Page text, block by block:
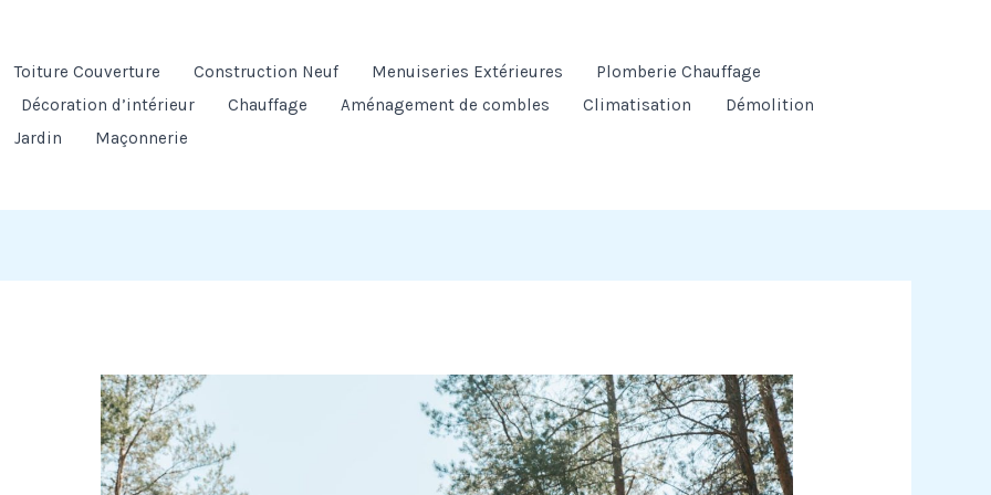
Toiture Couverture Construction Neuf Menuiseries Extérieures
Plomberie Chauffage
Décoration d’intérieur Chauffage Aménagement de combles Climatisation
Démolition
Jardin Maçonnerie